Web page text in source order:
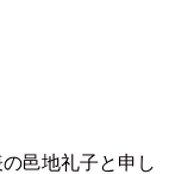
邑地礼子と申し